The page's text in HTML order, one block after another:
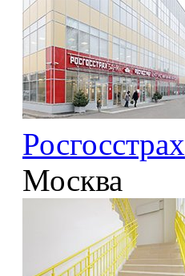
Росгосстрах
Москва